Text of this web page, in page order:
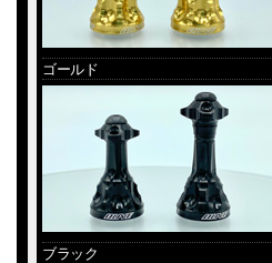
ゴールド
ブラック